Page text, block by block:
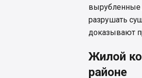
вырубленные
разрушать
доказывают
Жилой
районе